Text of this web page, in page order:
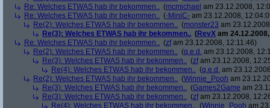
Re: Welches ETWAS hab ihr bekommen.. (mcmichael am 23.12.2008,
Re: Welches ETWAS hab ihr bekommen.. (-MiniC- am 23.12.2008,
Re(2): Welches ETWAS hab ihr bekommen.. (monster23 am
Re(3): Welches ETWAS hab ihr bekommen.. (RevX am
Re: Welches ETWAS hab ihr bekommen.. (zfam 23.12.2008, 12:11:46)
Re(2): Welches ETWAS hab ihr bekommen.. (q.e.d. am 23.12.2008,
Re(3): Welches ETWAS hab ihr bekommen.. (zfam 23.12.2008,
Re(4): Welches ETWAS hab ihr bekommen.. (q.e.d. am
Re(2): Welches ETWAS hab ihr bekommen.. (Winnie_Pooh am
Re(3): Welches ETWAS hab ihr bekommen.. (Games2Game am
Re(3): Welches ETWAS hab ihr bekommen.. (zfam 23.12.2008,
Re(4): Welches ETWAS hab ihr bekommen.. (Winnie_Pooh am